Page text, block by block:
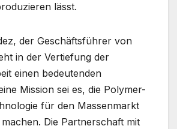
lässt.
der Geschäftsführer von
in der Vertiefung der
einen bedeutenden
Mission sei es, die Polymer-
für den Massenmarkt
Die Partnerschaft mit